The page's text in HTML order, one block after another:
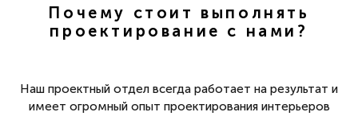
Почему стоит выполнять
проектирование с нами?
Наш проектный отдел всегда работает на результат и
имеет огромный опыт проектирования интерьеров